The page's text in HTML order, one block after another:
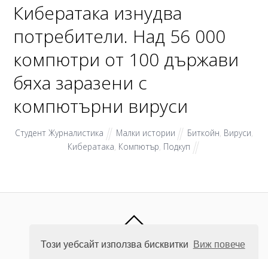
Този уебсайт използва бисквитки Виж повече
Кибератака изнудва
потребители. Над 56 000
компютри от 100 държави
бяха заразени с
компютърни вируси
Студент Журналистика Малки истории Биткойн, Вируси,
Кибератака Компютър Подкуп
CLICK NEWS